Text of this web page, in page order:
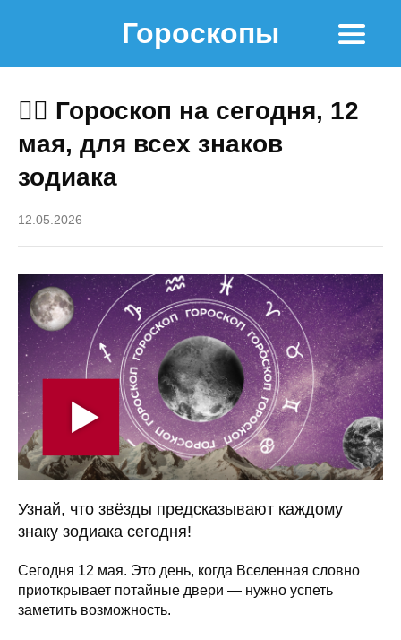
Гороскопы
🧙‍♀ Гороскоп на сегодня, 12
мая, для всех знаков
зодиака
12.05.2026
Узнай, что звёзды предсказывают каждому
знаку зодиака сегодня!
Сегодня 12 мая. Это день, когда Вселенная словно
приоткрывает потайные двери — нужно успеть
заметить возможность.